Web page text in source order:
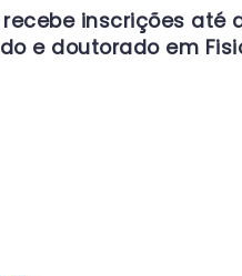
inscrições até
e doutorado em